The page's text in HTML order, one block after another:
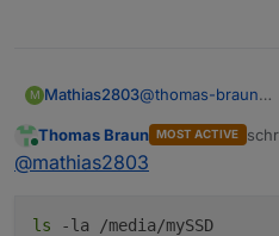
M Mathias2803@thomas-braun
rausfinden kann?
Online
Thomas Braun MOST ACTIVE
@mathias2803
ls -la /media/mySSD